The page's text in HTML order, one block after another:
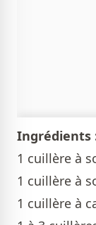
Ingrédients
1 cuillère à
1 cuillère à
1 cuillère à